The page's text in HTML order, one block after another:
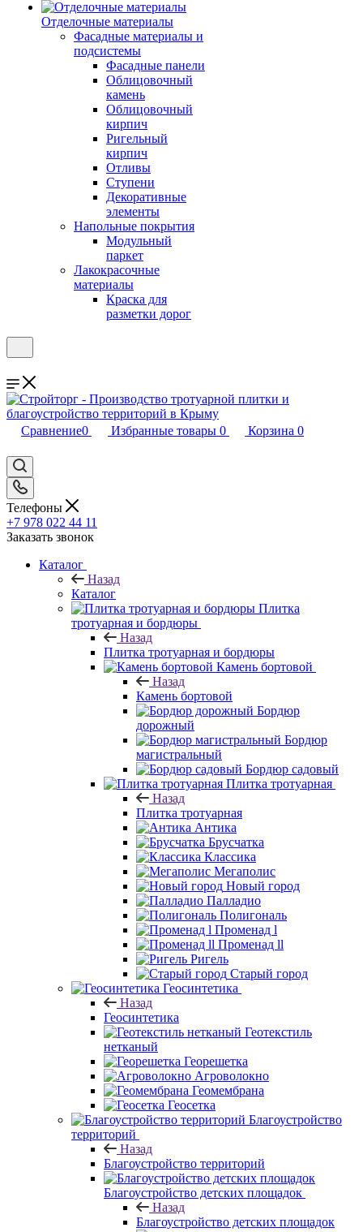
Отделочные материалы
Фасадные материалы и
подсистемы
Фасадные панели
Облицовочный
камень
Облицовочный
кирпич
Ригельный
кирпич
Отливы
Ступени
Декоративные
элементы
Напольные покрытия
Модульный
паркет
Лакокрасочные
материалы
Краска для
разметки дорог
Сравнение0 Избранные товары 0 Корзина 0
Телефоны
+7 978 022 44 11
Заказать звонок
Каталог
Назад
Каталог
Плитка
тротуарная и бордюры
Назад
Плитка тротуарная и бордюры
Камень бортовой
Назад
Камень бортовой
Бордюр
дорожный
Бордюр
магистральный
Бордюр садовый
Плитка тротуарная
Назад
Плитка тротуарная
Антика
Брусчатка
Классика
Мегаполис
Новый город
Палладио
Полигональ
Променад l
Променад ll
Ригель
Старый город
Геосинтетика
Назад
Геосинтетика
Геотекстиль
нетканый
Георешетка
Агроволокно
Геомембрана
Геосетка
Благоустройство
территорий
Назад
Благоустройство территорий
Благоустройство детских площадок
Назад
Благоустройство детских площадок